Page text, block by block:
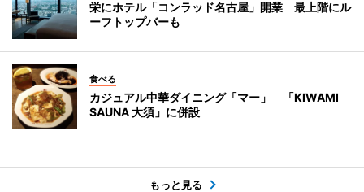
栄にホテル「コンラッド名古屋」開業 最上階にル
ーフトップバーも
食べる
カジュアル中華ダイニング「マー」 「KIWAMI
SAUNA 大須」に併設
もっと見る